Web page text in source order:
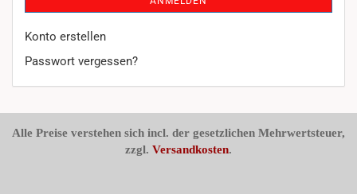
Konto erstellen
Passwort vergessen?
Alle Preise verstehen sich incl. der gesetzlichen Mehrwertsteuer,
zzgl. Versandkosten.